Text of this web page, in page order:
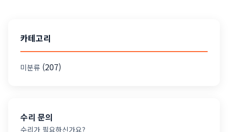
카테고리
미분류 (207)
수리 문의
수리가 필요하신가요?